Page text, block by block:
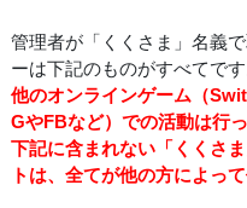
管理者が「くくさま」名義
ーは下記のものがすべてです
他のオンラインゲーム（
GやFBなど）での活動は行
下記に含まれない「くくさ
トは、全てが他の方によっ